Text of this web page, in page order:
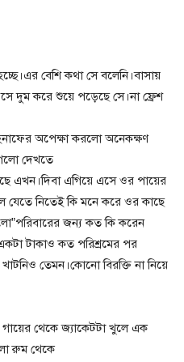
বেশি কথা সে বলেনি।বাসায়
দুম করে শুয়ে পড়েছে সে।না ফ্রেশ
অপেক্ষা করলো অনেকক্ষণ
দেখতে
এগিয়ে এসে ওর পায়ের
যেতে নিতেই কি মনে করে ওর কাছে
জন্য কত কি করেন
টাকাও কত পরিশ্রমের পর
তেমন।কোনো বিরক্তি না নিয়ে
থেকে জ্যাকেটটা খুলে এক
রুম থেকে